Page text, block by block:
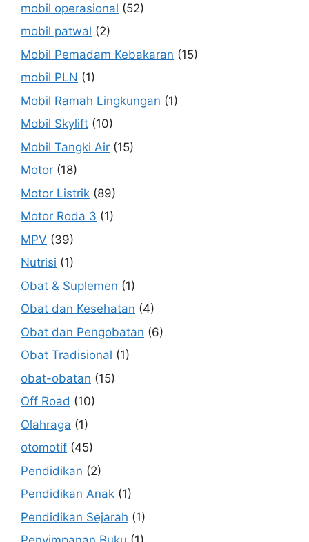
mobil operasional (52)
mobil patwal (2)
Mobil Pemadam Kebakaran (15)
mobil PLN (1)
Mobil Ramah Lingkungan (1)
Mobil Skylift (10)
Mobil Tangki Air (15)
Motor (18)
Motor Listrik (89)
Motor Roda 3 (1)
MPV (39)
Nutrisi (1)
Obat & Suplemen (1)
Obat dan Kesehatan (4)
Obat dan Pengobatan (6)
Obat Tradisional (1)
obat-obatan (15)
Off Road (10)
Olahraga (1)
otomotif (45)
Pendidikan (2)
Pendidikan Anak (1)
Pendidikan Sejarah (1)